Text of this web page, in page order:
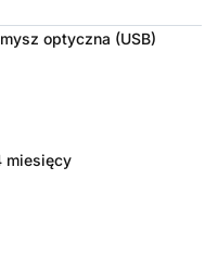
optyczna (USB)
miesięcy